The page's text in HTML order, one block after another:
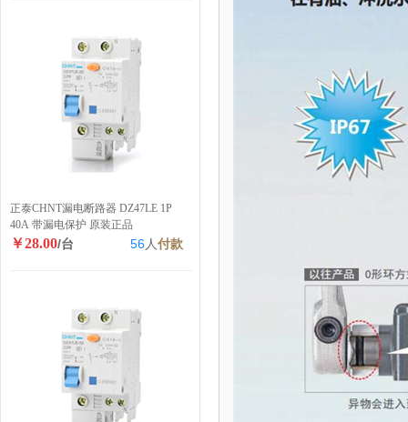
正泰CHNT漏电断路器 DZ47LE 1P
40A 带漏电保护 原装正品
￥28.00/台 56人付款